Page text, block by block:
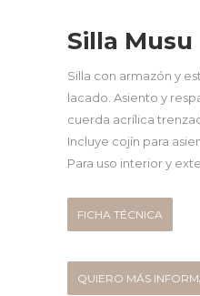
Silla Musu
Silla con armazón y
lacado. Asiento y
cuerda acrílica
Incluye cojín para
Para uso interior y
FICHA TÉCNICA
QUIERO MÁS